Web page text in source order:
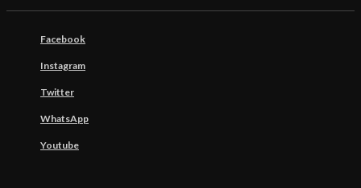
Facebook
Instagram
Twitter
WhatsApp
Youtube